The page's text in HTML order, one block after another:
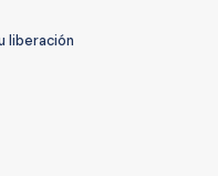
liberación